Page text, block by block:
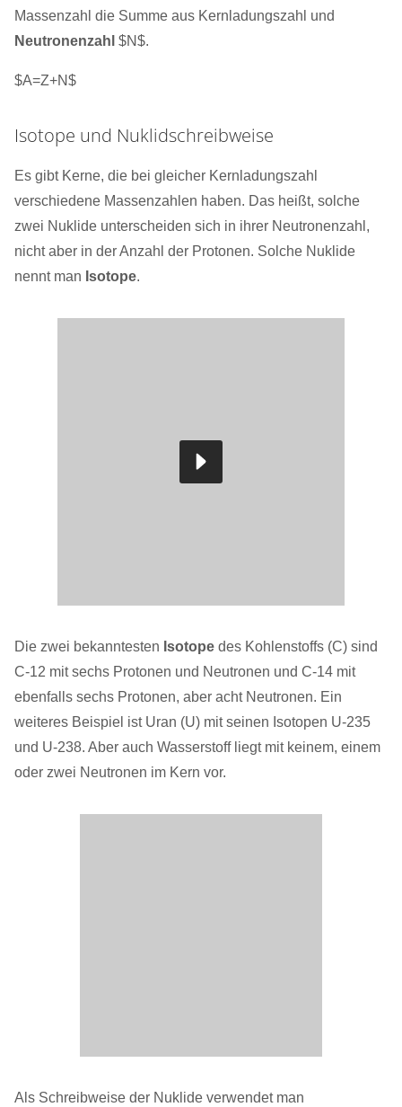
Massenzahl die Summe aus Kernladungszahl und
Neutronenzahl $N$.
$A=Z+N$
Isotope und Nuklidschreibweise
Es gibt Kerne, die bei gleicher Kernladungszahl
verschiedene Massenzahlen haben. Das heißt, solche
zwei Nuklide unterscheiden sich in ihrer Neutronenzahl,
nicht aber in der Anzahl der Protonen. Solche Nuklide
nennt man Isotope.
Die zwei bekanntesten Isotope des Kohlenstoffs (C) sind
C-12 mit sechs Protonen und Neutronen und C-14 mit
ebenfalls sechs Protonen, aber acht Neutronen. Ein
weiteres Beispiel ist Uran (U) mit seinen Isotopen U-235
und U-238. Aber auch Wasserstoff liegt mit keinem, einem
oder zwei Neutronen im Kern vor.
Als Schreibweise der Nuklide verwendet man